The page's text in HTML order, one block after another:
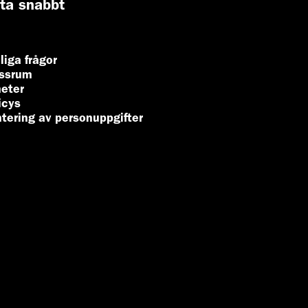
snabbt
frågor
av personuppgifter